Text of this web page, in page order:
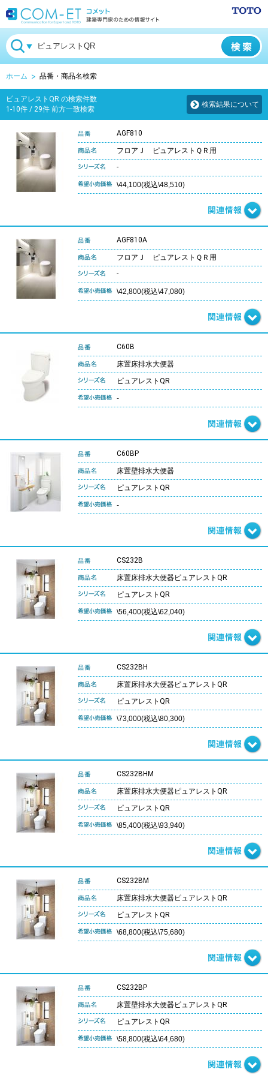
ホーム 品番・商品名検索
ピュアレストQR の検索件数
1-10件 / 29件 前方一致検索
検索結果について
AGF810
フロアＪ ピュアレストＱＲ用
-
\44,100(税込\48,510)
AGF810A
フロアＪ ピュアレストＱＲ用
-
\42,800(税込\47,080)
C60B
床置床排水大便器
ピュアレストQR
-
C60BP
床置壁排水大便器
ピュアレストQR
-
CS232B
床置床排水大便器ピュアレストQR
ピュアレストQR
\56,400(税込\62,040)
CS232BH
床置床排水大便器ピュアレストQR
ピュアレストQR
\73,000(税込\80,300)
CS232BHM
床置床排水大便器ピュアレストQR
ピュアレストQR
\85,400(税込\93,940)
CS232BM
床置床排水大便器ピュアレストQR
ピュアレストQR
\68,800(税込\75,680)
CS232BP
床置壁排水大便器ピュアレストQR
ピュアレストQR
\58,800(税込\64,680)